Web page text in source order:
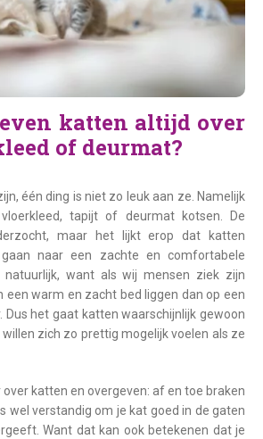
katten altijd over
of deurmat?
één ding is niet zo leuk aan ze. Namelijk
tapijt of deurmat kotsen. De
maar het lijkt erop dat katten
naar een zachte en comfortabele
natuurlijk, want als wij mensen ziek zijn
een warm en zacht bed liggen dan op een
Dus het gaat katten waarschijnlijk gewoon
zich zo prettig mogelijk voelen als ze
katten en overgeven: af en toe braken
wel verstandig om je kat goed in de gaten
Want dat kan ook betekenen dat je